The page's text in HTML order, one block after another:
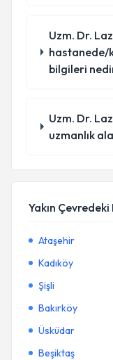
Uzm. Dr.
hastanede/
bilgileri
Uzm. Dr.
uzmanlık
Yakın
Ataşehir
Kadıköy
Şişli
Bakırköy
Üsküdar
Beşiktaş